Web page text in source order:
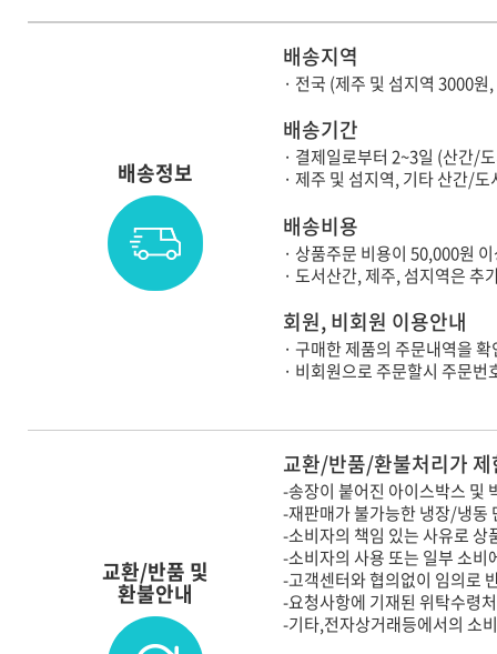
배송정보
배송지역
· 전국 (제주 및 섬지역 3000
배송기간
· 결제일로부터 2~3일 (산간/
· 제주 및 섬지역, 기타 산간/
배송비용
· 상품주문 비용이 50,000원
· 도서산간, 제주, 섬지역은
회원, 비회원 이용안내
· 구매한 제품의 주문내역을
· 비회원으로 주문할시 주문
교환/반품 및
환불안내
교환/반품/환불처리가
-송장이 붙어진 아이스박스 및
-재판매가 불가능한 냉장/냉동
-소비자의 책임 있는 사유로 상
-소비자의 사용 또는 일부 소비
-고객센터와 협의없이 임의로
-요청사항에 기재된 위탁수령
-기타,전자상거래등에서의 소